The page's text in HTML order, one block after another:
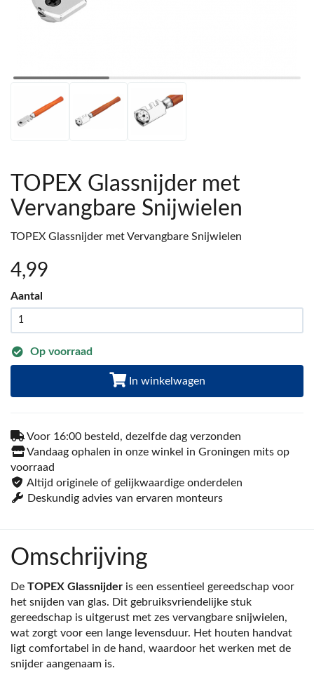
TOPEX Glassnijder met
Vervangbare Snijwielen
TOPEX Glassnijder met Vervangbare Snijwielen
4,99
Aantal
Op voorraad
In winkelwagen
Voor 16:00 besteld, dezelfde dag verzonden
Vandaag ophalen in onze winkel in Groningen mits op
voorraad
Altijd originele of gelijkwaardige onderdelen
Deskundig advies van ervaren monteurs
Omschrijving
De TOPEX Glassnijder is een essentieel gereedschap voor
het snijden van glas. Dit gebruiksvriendelijke stuk
gereedschap is uitgerust met zes vervangbare snijwielen,
wat zorgt voor een lange levensduur. Het houten handvat
ligt comfortabel in de hand, waardoor het werken met de
snijder aangenaam is.